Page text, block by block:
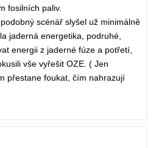
fosilních paliv.
scénář slyšel už minimálně
jaderná energetika, podruhé,
energii z jaderné fúze a potřetí,
vše vyřešit OZE. ( Jen
přestane foukat, čím nahrazují